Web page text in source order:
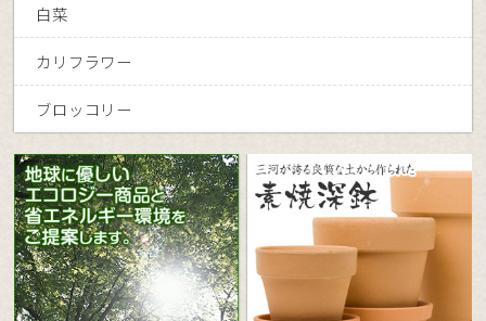
白菜
カリフラワー
ブロッコリー